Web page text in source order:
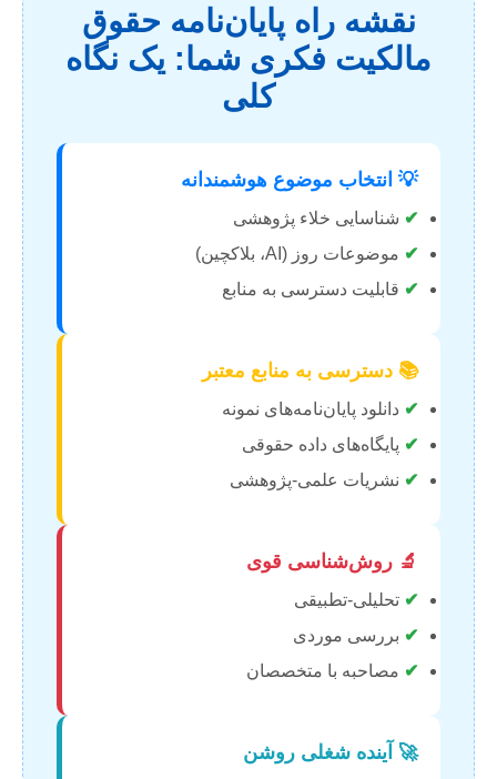
نقشه راه پایان‌نامه حقوق
مالکیت فکری شما: یک نگاه
کلی
💡 انتخاب موضوع هوشمندانه
✔ شناسایی خلاء پژوهشی
✔ موضوعات روز (AI، بلاکچین)
✔ قابلیت دسترسی به منابع
📚 دسترسی به منابع معتبر
✔ دانلود پایان‌نامه‌های نمونه
✔ پایگاه‌های داده حقوقی
✔ نشریات علمی-پژوهشی
🔬 روش‌شناسی قوی
✔ تحلیلی-تطبیقی
✔ بررسی موردی
✔ مصاحبه با متخصصان
🚀 آینده شغلی روشن